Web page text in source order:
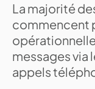
La majorité
commencent
messages via
appels